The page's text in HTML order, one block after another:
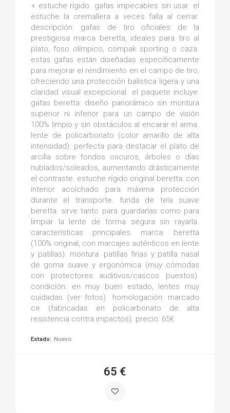
+ estuche rígido. gafas impecables sin usar. el
estuche la cremallera a veces falla al cerrar.
descripción: gafas de tiro oficiales de la
prestigiosa marca beretta, ideales para tiro al
plato, foso olímpico, compak sporting o caza.
estas gafas están diseñadas específicamente
para mejorar el rendimiento en el campo de tiro,
ofreciendo una protección balística ligera y una
claridad visual excepcional. el paquete incluye:
gafas beretta: diseño panorámico sin montura
superior ni inferior para un campo de visión
100% limpio y sin obstáculos al encarar el arma.
lente de policarbonato (color amarillo de alta
intensidad): perfecta para destacar el plato de
arcilla sobre fondos oscuros, árboles o días
nublados/soleados, aumentando drásticamente
el contraste. estuche rígido original beretta: con
interior acolchado para máxima protección
durante el transporte. funda de tela suave
beretta: sirve tanto para guardarlas como para
limpiar la lente de forma segura sin rayarla.
características principales: marca: beretta
(100% original, con marcajes auténticos en lente
y patillas). montura: patillas finas y patilla nasal
de goma suave y ergonómica (muy cómodas
con protectores auditivos/cascos puestos).
condición: en muy buen estado, lentes muy
cuidadas (ver fotos). homologación: marcado
ce (fabricadas en policarbonato de alta
resistencia contra impactos). precio: 65€
Estado: Nuevo
65 €